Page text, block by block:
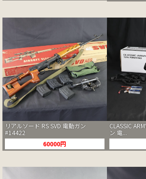
リアルソード RS SVD 電動ガン
#14422
60000円
CLASSIC
ン 電...